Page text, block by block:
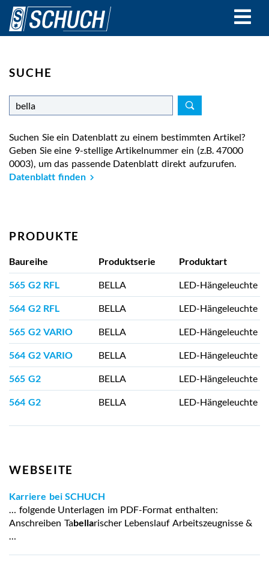
Direkt
zum
Inhalt
SUCHE
Suchen Sie ein Datenblatt zu einem bestimmten Artikel?
Geben Sie eine 9-stellige Artikelnummer ein (z.B. 47000
0003), um das passende Datenblatt direkt aufzurufen.
Datenblatt finden
PRODUKTE
Baureihe Produktserie Produktart
565 G2 RFL BELLA LED-Hängeleuchte
564 G2 RFL BELLA LED-Hängeleuchte
565 G2 VARIO BELLA LED-Hängeleuchte
564 G2 VARIO BELLA LED-Hängeleuchte
565 G2 BELLA LED-Hängeleuchte
564 G2 BELLA LED-Hängeleuchte
WEBSEITE
Karriere bei SCHUCH
… folgende Unterlagen im PDF-Format enthalten:
Anschreiben Tabellarischer Lebenslauf Arbeitszeugnisse &
…